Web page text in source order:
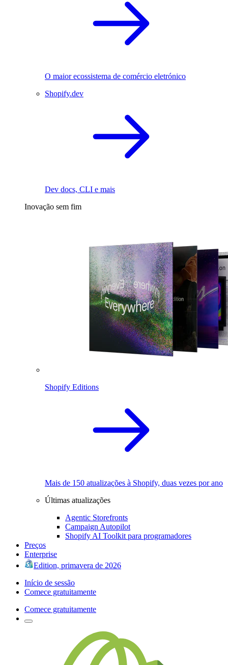
O maior ecossistema de comércio eletrónico
Shopify.dev
Dev docs, CLI e mais
Inovação sem fim
Shopify Editions
Mais de 150 atualizações à Shopify, duas vezes por ano
Últimas atualizações
Agentic Storefronts
Campaign Autopilot
Shopify AI Toolkit para programadores
Preços
Enterprise
Edition, primavera de 2026
Início de sessão
Comece gratuitamente
Comece gratuitamente